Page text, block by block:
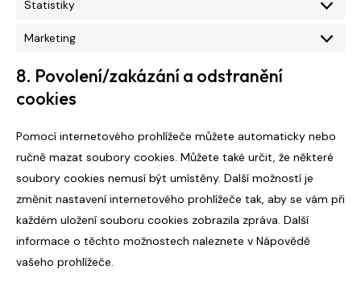
Statistiky
Marketing
8. Povolení/zakázání a odstranění
cookies
Pomocí internetového prohlížeče můžete automaticky nebo
ručně mazat soubory cookies. Můžete také určit, že některé
soubory cookies nemusí být umístěny. Další možností je
změnit nastavení internetového prohlížeče tak, aby se vám při
každém uložení souboru cookies zobrazila zpráva. Další
informace o těchto možnostech naleznete v Nápovědě
vašeho prohlížeče.